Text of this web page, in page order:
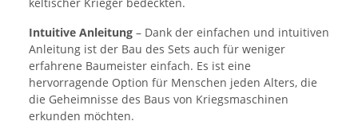
Intuitive Anleitung – Dank der einfachen und intuitiven
Anleitung ist der Bau des Sets auch für weniger
erfahrene Baumeister einfach. Es ist eine
hervorragende Option für Menschen jeden Alters, die
die Geheimnisse des Baus von Kriegsmaschinen
erkunden möchten.